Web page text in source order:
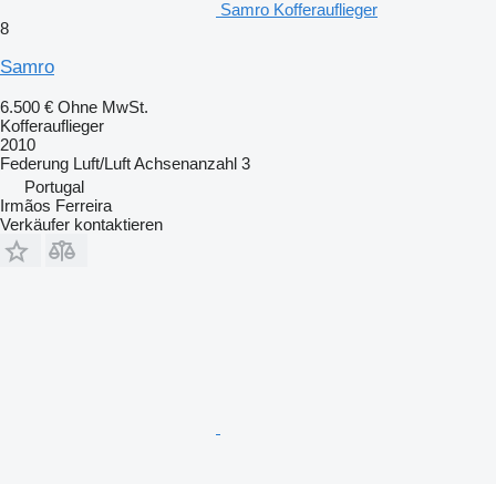
Samro Kofferauflieger
8
Samro
6.500 € Ohne MwSt.
Kofferauflieger
2010
Federung Luft/LuftAchsenanzahl 3
Portugal
Irmãos Ferreira
Verkäufer kontaktieren